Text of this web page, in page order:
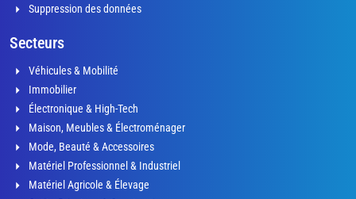
Suppression des données
Secteurs
Véhicules & Mobilité
Immobilier
Électronique & High-Tech
Maison, Meubles & Électroménager
Mode, Beauté & Accessoires
Matériel Professionnel & Industriel
Matériel Agricole & Élevage